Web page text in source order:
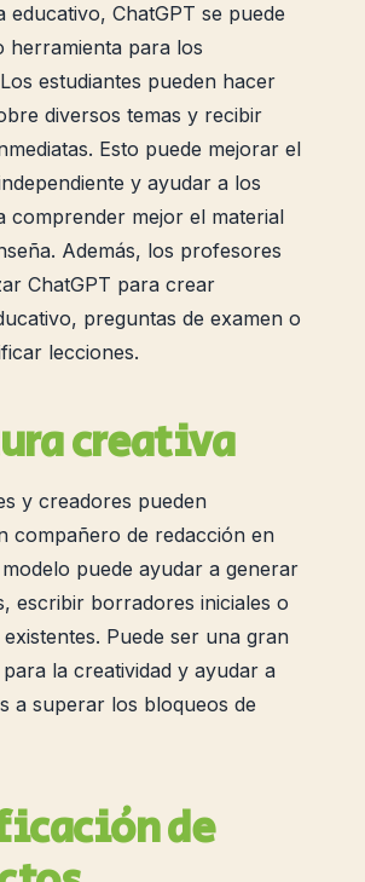
educativo, ChatGPT se puede
herramienta para los
estudiantes pueden hacer
diversos temas y recibir
Esto puede mejorar el
y ayudar a los
comprender mejor el material
Además, los profesores
ChatGPT para crear
preguntas de examen o
lecciones.
creativa
y creadores pueden
compañero de redacción en
modelo puede ayudar a generar
escribir borradores iniciales o
Puede ser una gran
la creatividad y ayudar a
a superar los bloqueos de
de